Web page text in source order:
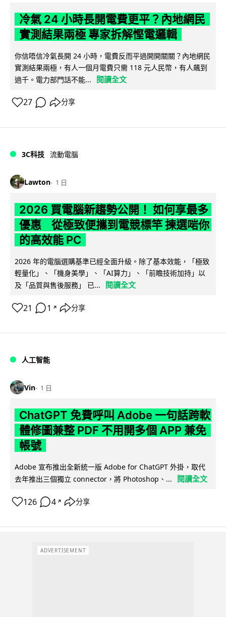
冷氣 24 小時長開電費更平？內地網民
實測結果兩極 專家拆解慳電邏輯
你信唔信冷氣長開 24 小時，電費反而平過開開關關？內地網民
實測結果兩極，有人一個月電費只需 118 元人民幣，有人飆到
過千。電力部門話不能...
閱讀全文
27 分享
3C科技 流動電腦
Lawton 1 日
2026 買電腦新趨勢公開！ 如何享最多
優惠 從極致便攜到電競標竿 揀選啱你
的高效能 PC
2026 年的電腦選購基準已經全面升級。除了基本效能，「極致
輕量化」、「機身美學」、「AI算力」、「前瞻技術加持」以
及「品質與售後服務」 已...
閱讀全文
21 1 ↗ 分享
人工智能
Vin 1 日
ChatGPT 免費呼叫 Adobe 一句話跨軟
體修圖兼整 PDF 不用開多個 APP 兼免
帳號
Adobe 宣布推出全新統一版 Adobe for ChatGPT 外掛，取代
去年推出三個獨立 connector，將 Photoshop、...
閱讀全文
126 4 ↗ 分享
ADVERTISEMENT